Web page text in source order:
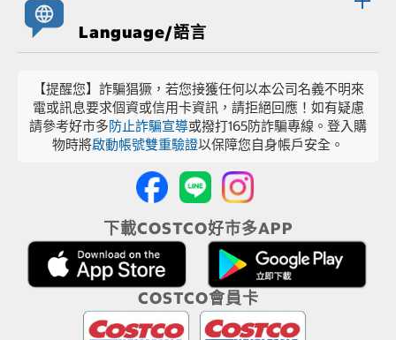
Language/語言
【提醒您】詐騙猖獗，若您接獲任何以本公司名義不明來
電或訊息要求個資或信用卡資訊，請拒絕回應！如有疑慮
請參考好市多防止詐騙宣導或撥打165防詐騙專線。登入購
物時將啟動帳號雙重驗證以保障您自身帳戶安全。
下載COSTCO好市多APP
COSTCO會員卡